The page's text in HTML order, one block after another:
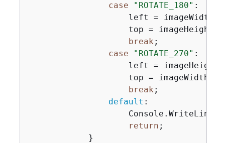
case "ROTATE_180" :
left = imageWidth
top = imageHeight
break ;
case
"ROTATE_270" :
left = imageHeight
top = imageWidth *
break ;
default :
                    Console.WriteLine(
return ;
            }